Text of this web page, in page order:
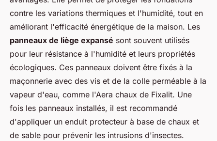
contre les variations thermiques et l'humidité, tout en
améliorant l'efficacité énergétique de la maison. Les
panneaux de liège expansé sont souvent utilisés
pour leur résistance à l'humidité et leurs propriétés
écologiques. Ces panneaux doivent être fixés à la
maçonnerie avec des vis et de la colle perméable à la
vapeur d'eau, comme l'Aera chaux de Fixalit. Une
fois les panneaux installés, il est recommandé
d'appliquer un enduit protecteur à base de chaux et
de sable pour prévenir les intrusions d'insectes.